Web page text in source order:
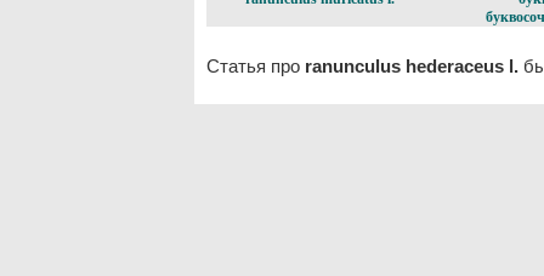
Статья про ranunculus hederaceus l.